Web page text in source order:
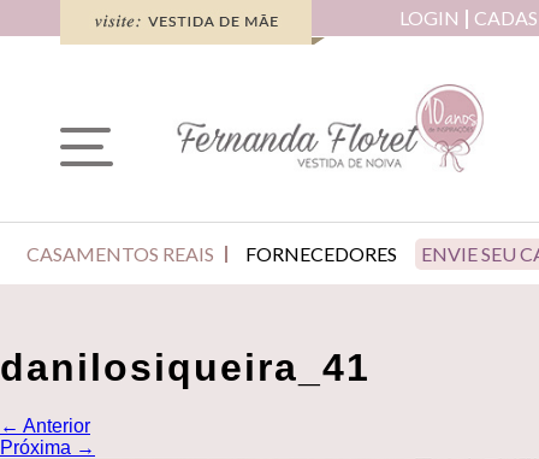
LOGIN
CASAMENTOS REAIS FORNECEDORES ENVIE SEU
danilosiqueira_41
← Anterior
Próxima →